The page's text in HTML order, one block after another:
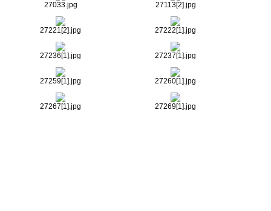
27033.jpg 27113[2].jpg
27221[2].jpg 27222[1].jpg
27236[1].jpg 27237[1].jpg
27259[1].jpg 27260[1].jpg
27267[1].jpg 27269[1].jpg